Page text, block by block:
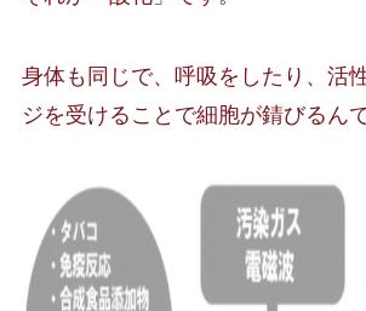
身体も同じで、呼吸をしたり、活
ジを受けることで細胞が錆びるんで